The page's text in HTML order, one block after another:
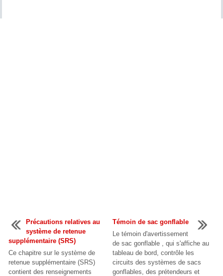
Précautions relatives au
système de retenue
supplémentaire (SRS)
Ce chapitre sur le système de
retenue supplémentaire (SRS)
contient des renseignements
Témoin de sac gonflable
Le témoin d'avertissement
de sac gonflable , qui s'affiche au
tableau de bord, contrôle les
circuits des systèmes de sacs
gonflables, des prétendeurs et